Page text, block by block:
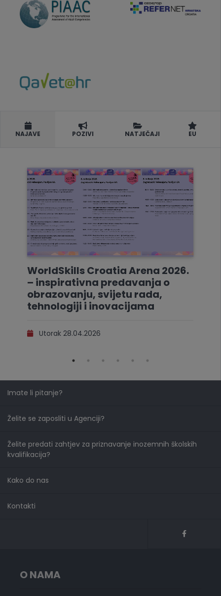
NAJAVE POZIVI NATJEČAJI EU
WorldSkills Croatia Arena 2026.
– inspirativna predavanja o
obrazovanju, svijetu rada,
tehnologiji i inovacijama
Utorak 28.04.2026
Imate li pitanje?
Želite se zaposliti u Agenciji?
Želite predati zahtjev za priznavanje inozemnih školskih
kvalifikacija?
Kako do nas
Kontakti
O NAMA